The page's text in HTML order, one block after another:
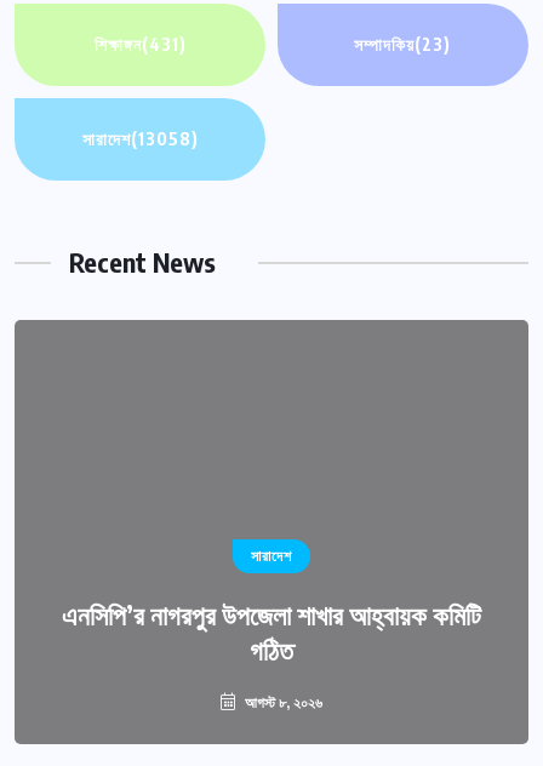
শিক্ষাঙ্গন(431) সম্পাদকিয়(23)
সারাদেশ(13058)
Recent News
সারাদেশ
এনসিপি’র নাগরপুর উপজেলা শাখার আহ্বায়ক কমিটি
গঠিত
আগস্ট ৮, ২০২৬